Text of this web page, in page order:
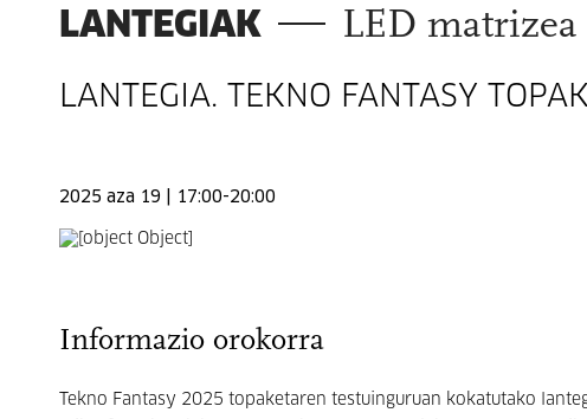
LANTEGIAK LED matrizea
LANTEGIA. TEKNO FANTASY
2025 aza 19 | 17:00-20:00
Informazio orokorra
Tekno Fantasy 2025 topaketaren testuinguruan kokatutako